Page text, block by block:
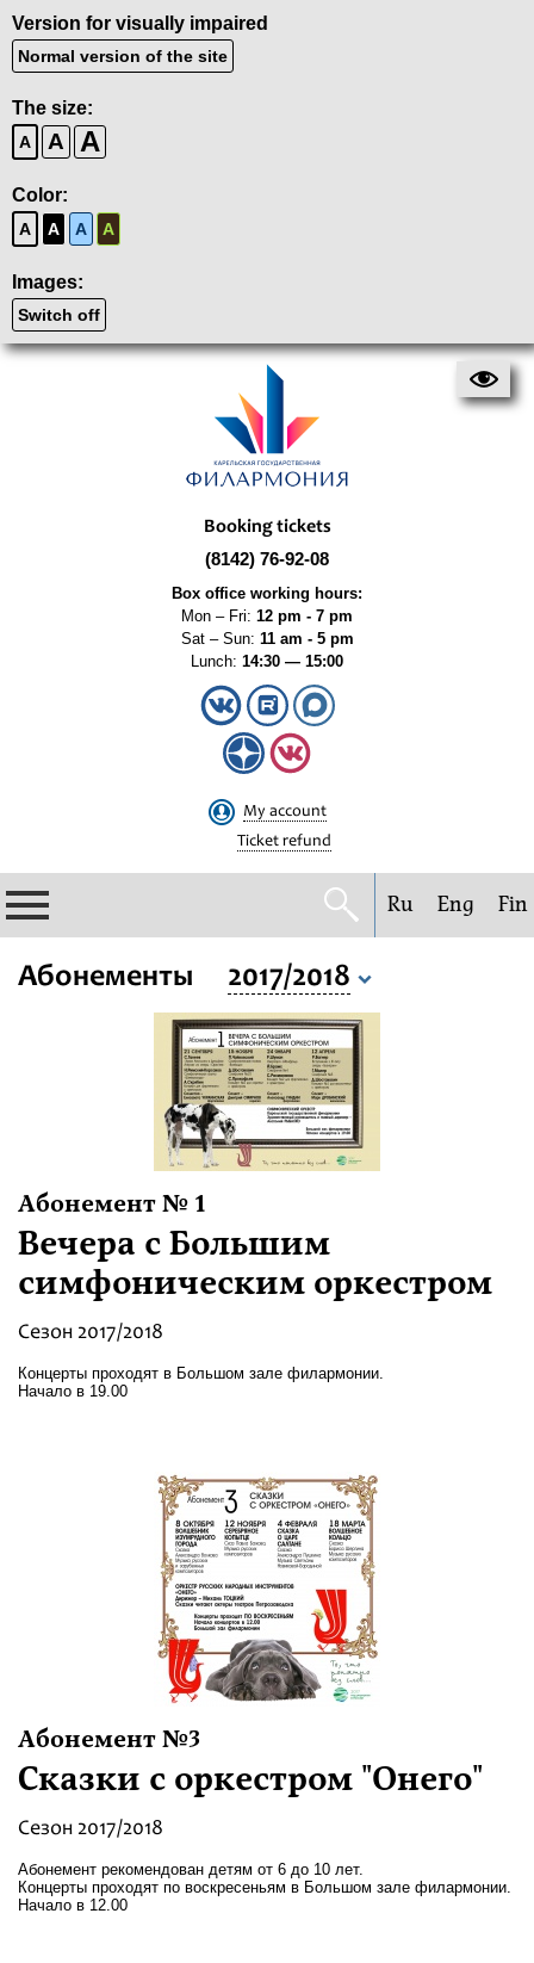
Version for visually impaired
Normal version of the site
The size:
A A A
Color:
A A A A
Images:
Switch off
Booking tickets
(8142) 76-92-08
Box office working hours:
Mon – Fri: 12 pm - 7 pm
Sat – Sun: 11 am - 5 pm
Lunch: 14:30 — 15:00
My account
Ticket refund
Philharmonic
Ru Eng Fin
Абонементы 2017/2018
Абонемент № 1
Вечера с Большим
симфоническим оркестром
Сезон 2017/2018
Концерты проходят в Большом зале филармонии.
Начало в 19.00
Абонемент №3
Сказки с оркестром "Онего"
Сезон 2017/2018
Абонемент рекомендован детям от 6 до 10 лет.
Концерты проходят по воскресеньям в Большом зале филармонии.
Начало в 12.00